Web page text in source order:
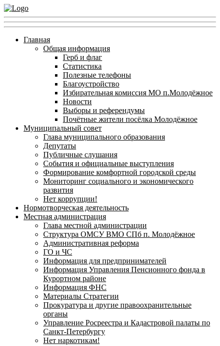
Главная
Общая информация
Герб и флаг
Статистика
Полезные телефоны
Благоустройство
Избирательная комиссия МО п.Молодёжное
Новости
Выборы и референдумы
Почётные жители посёлка Молодёжное
Муниципальный совет
Глава муниципального образования
Депутаты
Публичные слушания
События и официальные выступления
Формирование комфортной городской среды
Мониторинг социального и экономического
развития
Нет коррупции!
Нормотворческая деятельность
Местная администрация
Глава местной администрации
Структура ОМСУ ВМО СПб п. Молодёжное
Административная реформа
ГО и ЧС
Информация для предпринимателей
Информация Управления Пенсионного фонда в
Курортном районе
Информация ФНС
Материалы Стратегии
Прокуратура и другие правоохранительные
органы
Управление Росреестра и Кадастровой палаты по
Санкт-Петербургу
Нет наркотикам!